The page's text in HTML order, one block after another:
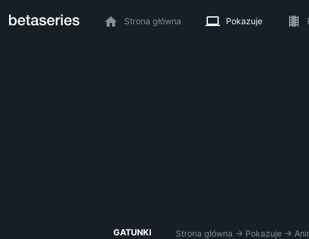
Strona główna Pokazuje
GATUNKI
Strona główna → Pokazuje →